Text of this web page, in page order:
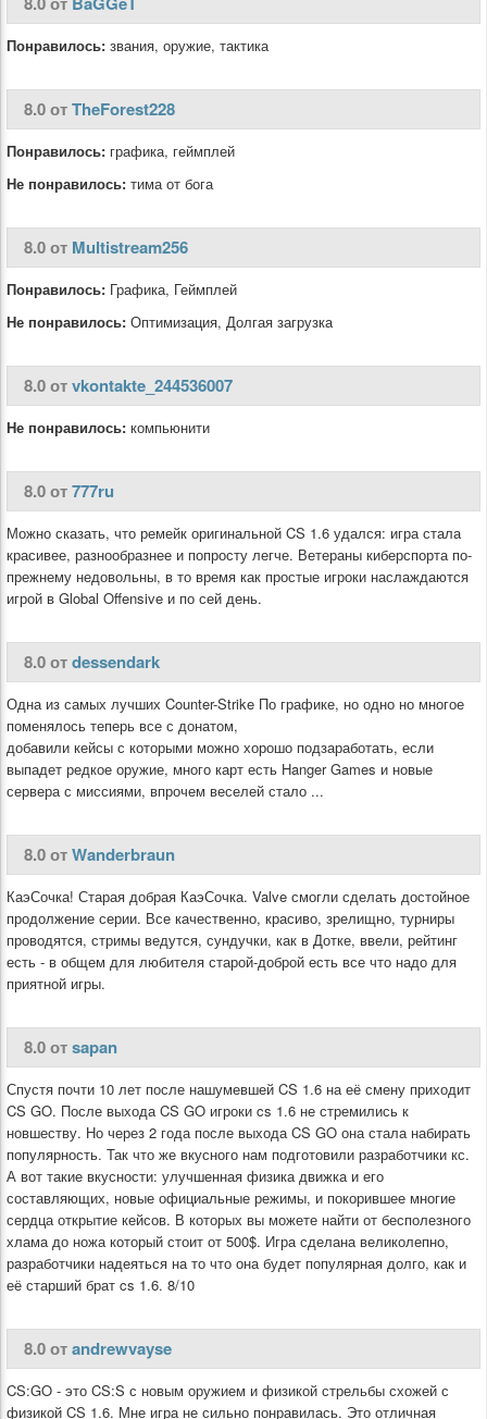
Понравилось: звания, оружие, тактика
8.0 отTheForest228
Понравилось: графика, геймплей
Не понравилось: тима от бога
8.0 от Multistream256
Понравилось: Графика, Геймплей
Не понравилось: Оптимизация, Долгая загрузка
8.0 отvkontakte_244536007
Не понравилось: компьюнити
8.0 от777ru
Можно сказать, что ремейк оригинальной CS 1.6 удался: игра стала
красивее, разнообразнее и попросту легче. Ветераны киберспорта по-
прежнему недовольны, в то время как простые игроки наслаждаются
игрой в Global Offensive и по сей день.
8.0 отdessendark
Одна из самых лучших Counter-Strike По графике, но одно но многое
поменялось теперь все с донатом,
добавили кейсы с которыми можно хорошо подзаработать, если
выпадет редкое оружие, много карт есть Hanger Games и новые
сервера с миссиями, впрочем веселей стало ...
8.0 отWanderbraun
КаэСочка! Старая добрая КаэСочка. Valve смогли сделать достойное
продолжение серии. Все качественно, красиво, зрелищно, турниры
проводятся, стримы ведутся, сундучки, как в Дотке, ввели, рейтинг
есть - в общем для любителя старой-доброй есть все что надо для
приятной игры.
8.0 отsapan
Спустя почти 10 лет после нашумевшей CS 1.6 на её смену приходит
CS GO. После выхода CS GO игроки cs 1.6 не стремились к
новшеству. Но через 2 года после выхода CS GO она стала набирать
популярность. Так что же вкусного нам подготовили разработчики кс.
А вот такие вкусности: улучшенная физика движка и его
составляющих, новые официальные режимы, и покорившее многие
сердца открытие кейсов. В которых вы можете найти от бесполезного
хлама до ножа который стоит от 500$. Игра сделана великолепно,
разработчики надеяться на то что она будет популярная долго, как и
её старший брат cs 1.6. 8/10
8.0 отandrewvayse
CS:GO - это CS:S с новым оружием и физикой стрельбы схожей с
физикой CS 1.6. Мне игра не сильно понравилась. Это отличная